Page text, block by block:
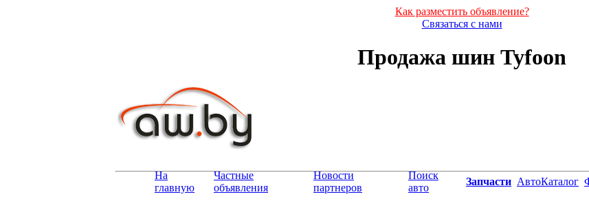
Как разместить объявление?
Связаться с нами
Продажа шин Tyfoon
На
главную
Частные
объявления
Новости
партнеров
Поиск
авто
Запчасти АвтоКаталог